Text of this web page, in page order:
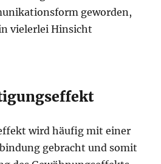
geworden,
vielerlei Hinsicht
wird häufig mit einer
gebracht und somit